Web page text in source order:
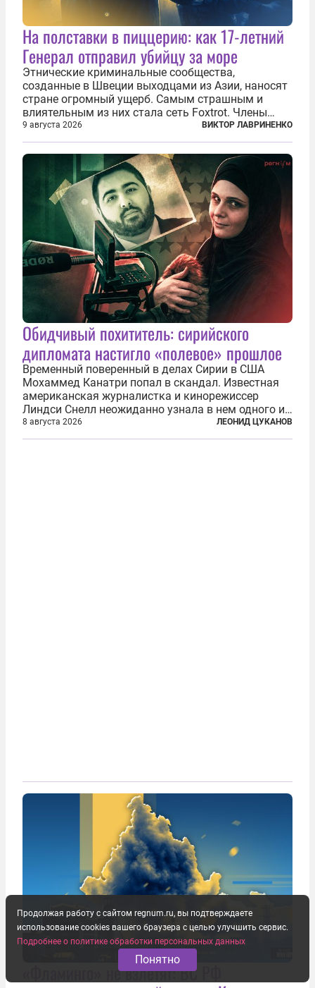
На полставки в пиццерию: как 17-летний
Генерал отправил убийцу за море
Этнические криминальные сообщества,
созданные в Швеции выходцами из Азии, наносят
стране огромный ущерб. Самым страшным и
влиятельным из них стала сеть Foxtrot. Члены
этой сети не только убивают и грабят шведов,
подсаживают их на наркотики, но и совершают
нечто еще даже более страшное — массово...
9 августа 2026 ВИКТОР ЛАВРИНЕНКО
Обидчивый похититель: сирийского
дипломата настигло «полевое» прошлое
Временный поверенный в делах Сирии в США
Мохаммед Канатри попал в скандал. Известная
американская журналистка и кинорежиссер
Линдси Снелл неожиданно узнала в нем одного из
бандитов, похитивших ее в сирийском Алеппо в
2016 году. Журналистка убеждена, что Канатри, в
8 августа 2026 ЛЕОНИД ЦУКАНОВ
«Фламинго» не взлетят: ВС РФ
Продолжая работу с сайтом regnum.ru, вы подтверждаете
использование cookies вашего браузера с целью улучшить сервис.
Подробнее о политике обработки персональных данных
Понятно